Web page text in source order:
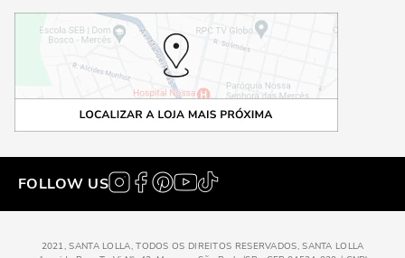
FOLLOW US
2021, SANTA LOLLA, TODOS OS DIREITOS RESERVADOS, SANTA LOLLA